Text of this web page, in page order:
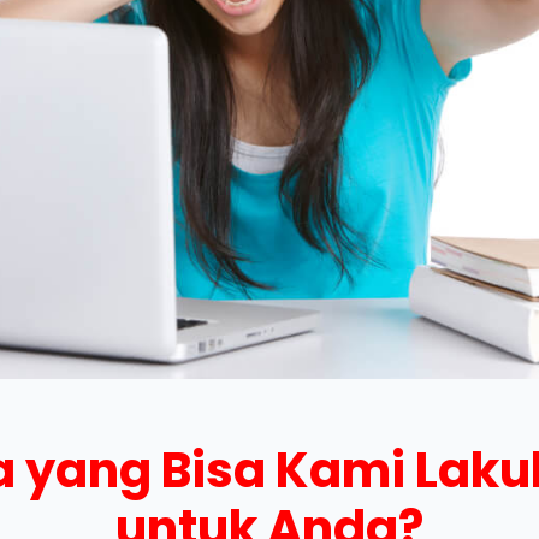
yang Bisa Kami